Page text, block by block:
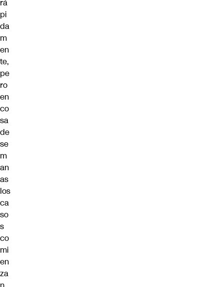
rá
pi
da
m
en
te,
pe
ro
en
co
sa
de
se
m
an
as
los
ca
so
s
co
mi
en
za